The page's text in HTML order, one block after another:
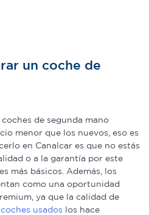
un coche de
de segunda mano
menor que los nuevos, eso es
en Canalcar es que no estás
o a la garantía por este
más básicos. Además, los
como una oportunidad
ya que la calidad de
coches usados los hace